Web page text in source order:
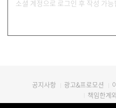
공지사항 광고&프로모션
책임한계